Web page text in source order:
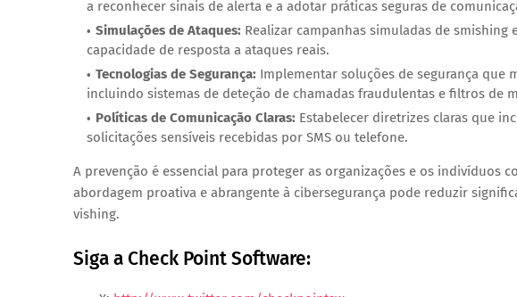
a reconhecer sinais de alerta e a adotar práticas seguras de
Simulações de Ataques: Realizar campanhas simuladas de
capacidade de resposta a ataques reais.
Tecnologias de Segurança: Implementar soluções de segurança que
incluindo sistemas de deteção de chamadas fraudulentas e filtros de
Políticas de Comunicação Claras: Estabelecer diretrizes claras que
solicitações sensíveis recebidas por SMS ou telefone.
A prevenção é essencial para proteger as organizações e os indivíduos
abordagem proativa e abrangente à cibersegurança pode reduzir
vishing.
Siga a Check Point Software: